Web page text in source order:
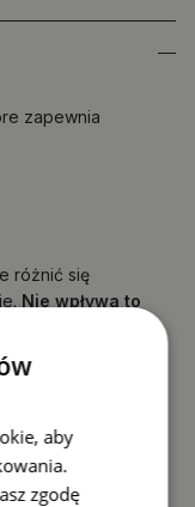
zapewnia
różnić się
Nie wpływa to
aby
zgodę